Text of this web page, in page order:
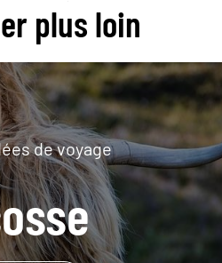
plus loin
de voyage